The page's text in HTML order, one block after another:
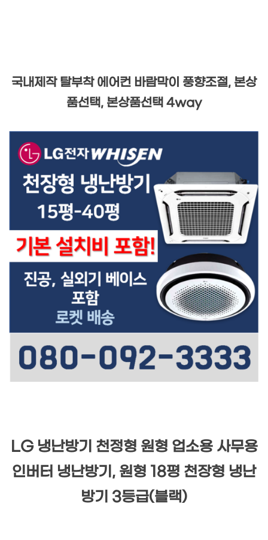
국내제작 탈부착 에어컨 바람막이 풍향조절, 본상
품선택, 본상품선택 4way
LG 냉난방기 천정형 원형 업소용 사무용
인버터 냉난방기, 원형 18평 천장형 냉난
방기 3등급(블랙)